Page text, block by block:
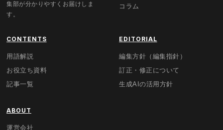
集部が分かりやすくお届けしま
す。
コラム
CONTENTS
用語解説
お役立ち資料
記事一覧
EDITORIAL
編集方針（編集指針）
訂正・修正について
生成AIの活用方針
ABOUT
運営会社